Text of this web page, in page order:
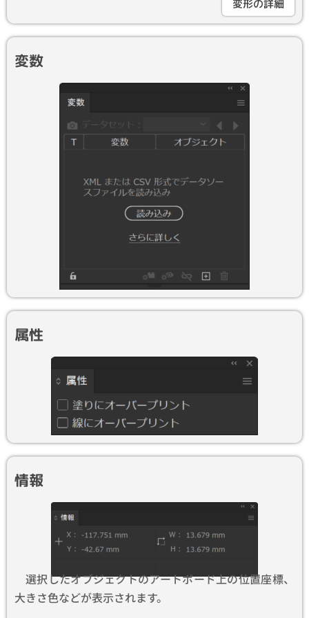
変形の詳細
変数
属性
情報
選択したオブジェクトのアートボード上の位置座標、
大きさ色などが表示されます。